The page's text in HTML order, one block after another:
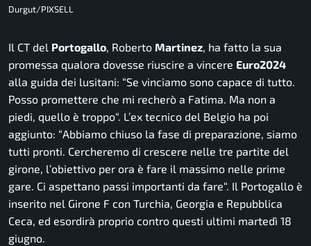
Durgut/PIXSELL
Il CT del Portogallo, Roberto Martinez, ha fatto la sua
promessa qualora dovesse riuscire a vincere Euro2024
alla guida dei lusitani: “Se vinciamo sono capace di tutto.
Posso promettere che mi recherò a Fatima. Ma non a
piedi, quello è troppo“. L’ex tecnico del Belgio ha poi
aggiunto: “Abbiamo chiuso la fase di preparazione, siamo
tutti pronti. Cercheremo di crescere nelle tre partite del
girone, l’obiettivo per ora è fare il massimo nelle prime
gare. Ci aspettano passi importanti da fare“. Il Portogallo è
inserito nel Girone F con Turchia, Georgia e Repubblica
Ceca, ed esordirà proprio contro questi ultimi martedì 18
giugno.